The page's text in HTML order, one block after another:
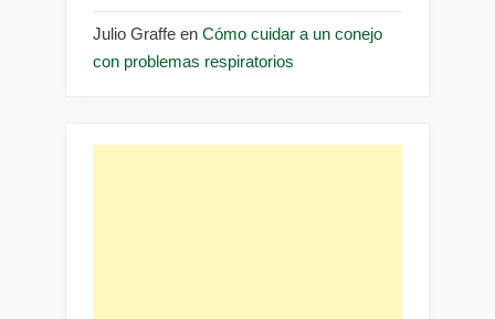
Julio Graffe en Cómo cuidar a un conejo
con problemas respiratorios